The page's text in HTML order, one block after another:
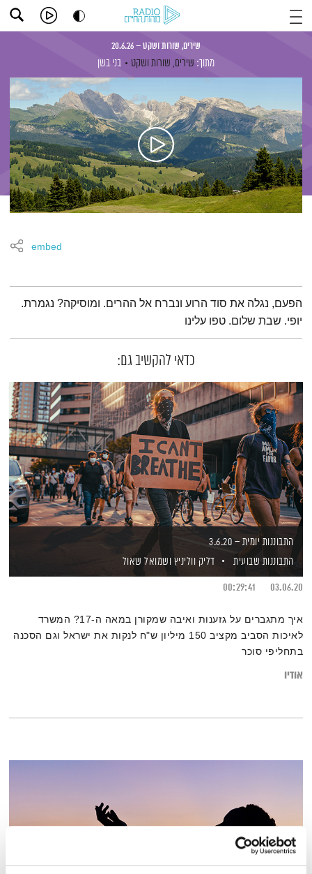
שירים, שורות ושקט – 20.6.26
מתוך: שירים, שורות ושקט בני בשן
embed
תמצית הפודקאסט
הפעם, נגלה את סוד הרוע ונברח אל ההרים. ומוסיקה? נגמרת.
יופי. שבת שלום. טפו עלינו
כדאי להקשיב גם:
התבוננות יומית – 3.6.20
התבוננות שבועית
דליק ווליניץ ושמואל שאול
03.06.20
00:29:41
איך מתגברים על גזענות ואיבה שמקורן במאה ה-17? המשרד
לאיכות הסביב מקציב 150 מיליון ש"ח לנקות את ישראל וגם הסכנה
בתחליפי סוכר
אודיו